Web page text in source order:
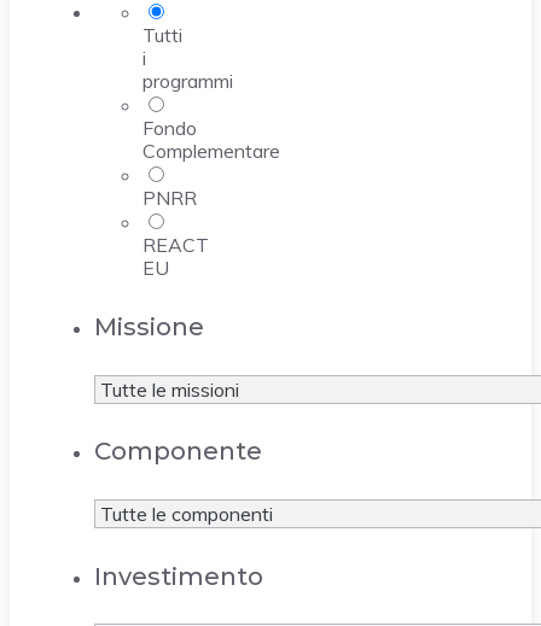
Tutti
i
programmi
Fondo
Complementare
PNRR
REACT
EU
Missione
Componente
Investimento